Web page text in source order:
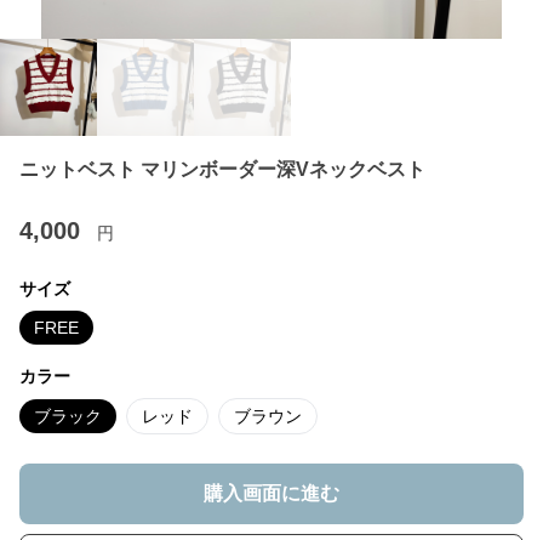
ニットベスト マリンボーダー深Vネックベスト
4,000 円
サイズ
FREE
カラー
ブラック レッド ブラウン
購入画面に進む